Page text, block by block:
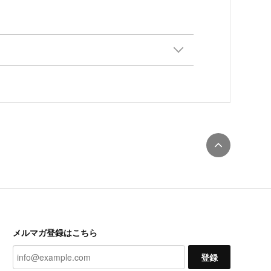
メルマガ登録はこちら
登録